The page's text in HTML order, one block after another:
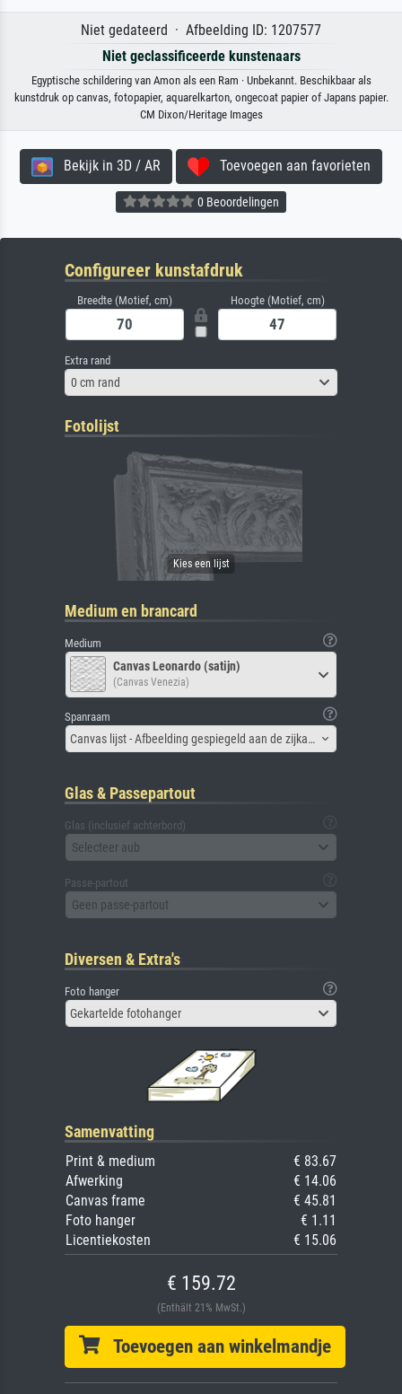
Niet gedateerd · Afbeelding ID: 1207577
Niet geclassificeerde kunstenaars
Egyptische schildering van Amon als een Ram · Unbekannt. Beschikbaar als
kunstdruk op canvas, fotopapier, aquarelkarton, ongecoat papier of Japans papier.
CM Dixon/Heritage Images
Bekijk in 3D / AR Toevoegen aan favorieten
0 Beoordelingen
Configureer kunstafdruk
Breedte (Motief, cm) Hoogte (Motief, cm)
Extra rand
0 cm rand
Fotolijst
Medium en brancard
Medium
Canvas Leonardo (satijn)
(Canvas Venezia)
Spanraam
Canvas lijst - Afbeelding gespiegeld aan de zijkant
Glas & Passepartout
Glas (inclusief achterbord)
Selecteer aub
Passe-partout
Geen passe-partout
Diversen & Extra's
Foto hanger
Gekartelde fotohanger
Samenvatting
Print & medium
€ 83.67
Afwerking
€ 14.06
Canvas frame
€ 45.81
Foto hanger
€ 1.11
Licentiekosten
€ 15.06
€ 159.72
(Enthält 21% MwSt.)
Toevoegen aan winkelmandje